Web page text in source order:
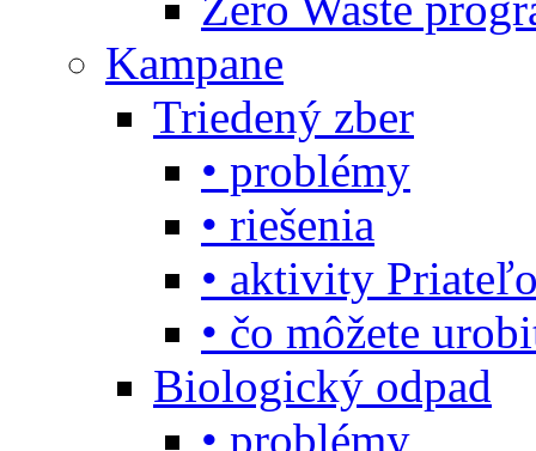
Kampane
Triedený zber
• problémy
• riešenia
• aktivity
• čo môžete
Biologický odpad
• problémy